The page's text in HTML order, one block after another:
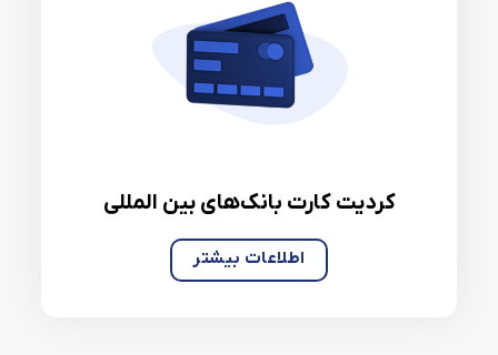
کردیت کارت بانک‌های بین المللی
اطلاعات بیشتر